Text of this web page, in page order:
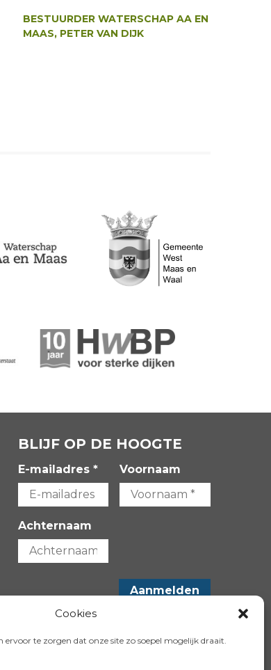
Cookies
ervoor te zorgen dat onze site zo soepel mogelijk draait.
BESTUURDER WATERSCHAP AA EN
MAAS, PETER VAN DIJK
BLIJF OP DE HOOGTE
E-mailadres * Voornaam
Achternaam